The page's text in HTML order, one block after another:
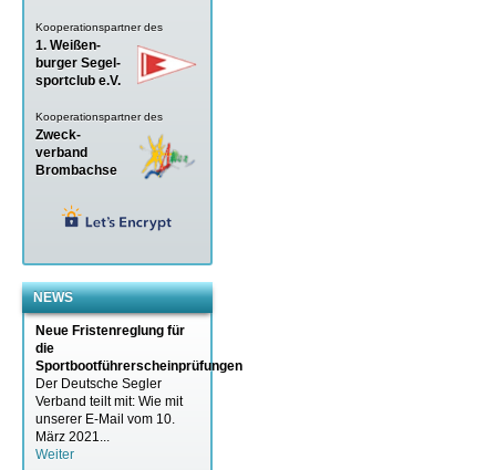
Kooperationspartner des
1. Weißen-
burger Segel-
sportclub e.V.
Kooperationspartner des
Zweck-
verband
Brombachse
NEWS
Neue Fristenreglung für
die
Sportbootführerscheinprüfungen
Der Deutsche Segler
Verband teilt mit: Wie mit
unserer E-Mail vom 10.
März 2021...
Weiter